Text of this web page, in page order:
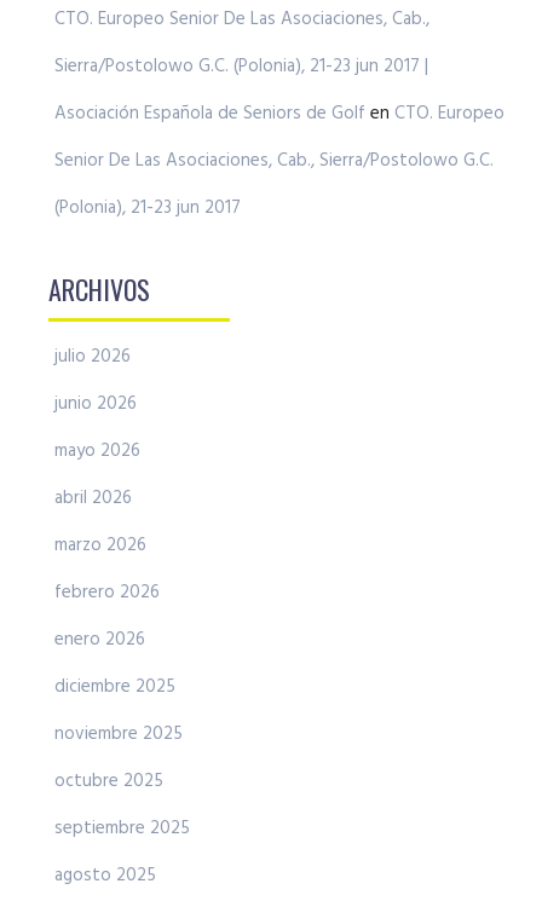
CTO. Europeo Senior De Las Asociaciones, Cab.,
Sierra/Postolowo G.C. (Polonia), 21-23 jun 2017 |
Asociación Española de Seniors de Golf en CTO. Europeo
Senior De Las Asociaciones, Cab., Sierra/Postolowo G.C.
(Polonia), 21-23 jun 2017
ARCHIVOS
julio 2026
junio 2026
mayo 2026
abril 2026
marzo 2026
febrero 2026
enero 2026
diciembre 2025
noviembre 2025
octubre 2025
septiembre 2025
agosto 2025